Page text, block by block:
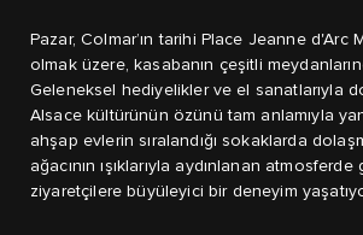
Pazar, Colmar’ın tarihi Place Jeanne d'Arc
olmak üzere, kasabanın çeşitli
Geleneksel hediyelikler ve el sanatlarıyla
Alsace kültürünün özünü tam anlamıyla
ahşap evlerin sıralandığı sokaklarda
ağacının ışıklarıyla aydınlanan atmosferde
ziyaretçilere büyüleyici bir deneyim